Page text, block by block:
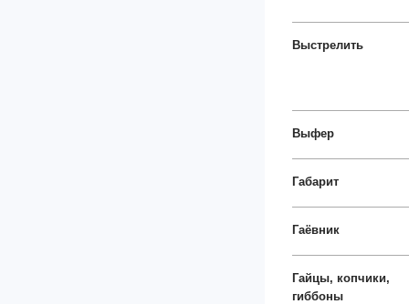
Выстрелить
Выфер
Габарит
Гаёвник
Гайцы, копчики,
гиббоны